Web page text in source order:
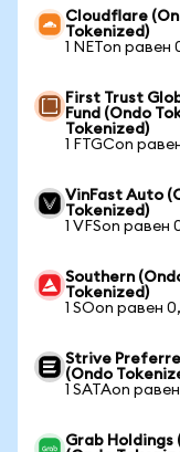
Cloudflare
Tokenized)
1 NETon
First Trust
Fund (Ondo
Tokenized)
1 FTGCon
VinFast Auto
Tokenized)
1 VFSon
Southern
Tokenized)
1 SOon равен
Strive
(Ondo
1 SATAon
Grab Holdings